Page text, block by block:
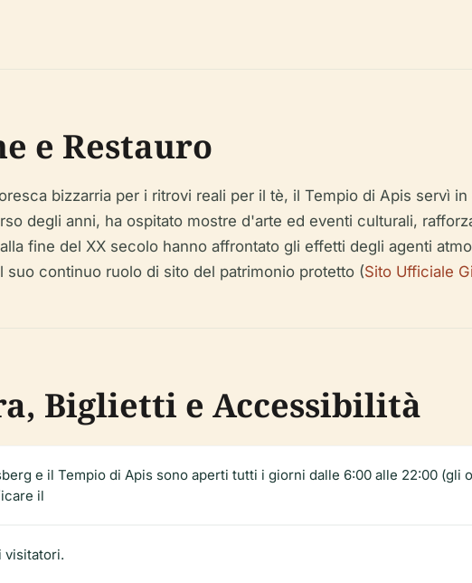
e Restauro
bizzarria per i ritrovi reali per il tè, il Tempio di Apis servì
degli anni, ha ospitato mostre d'arte ed eventi culturali,
fine del XX secolo hanno affrontato gli effetti degli agenti
continuo ruolo di sito del patrimonio protetto (Sito Ufficiale
Biglietti e Accessibilità
e il Tempio di Apis sono aperti tutti i giorni dalle 6:00 alle 22:00 (gli
il
visitatori.